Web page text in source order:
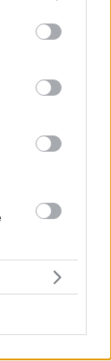
may click to
tags to
below Google
Beko
Üçlük
Frutti Extra
Beko